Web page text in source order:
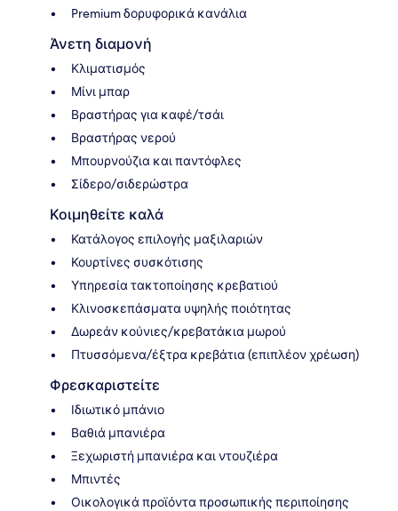
Premium δορυφορικά κανάλια
Άνετη διαμονή
Κλιματισμός
Μίνι μπαρ
Βραστήρας για καφέ/τσάι
Βραστήρας νερού
Μπουρνούζια και παντόφλες
Σίδερο/σιδερώστρα
Κοιμηθείτε καλά
Κατάλογος επιλογής μαξιλαριών
Κουρτίνες συσκότισης
Υπηρεσία τακτοποίησης κρεβατιού
Κλινοσκεπάσματα υψηλής ποιότητας
Δωρεάν κούνιες/κρεβατάκια μωρού
Πτυσσόμενα/έξτρα κρεβάτια (επιπλέον χρέωση)
Φρεσκαριστείτε
Ιδιωτικό μπάνιο
Βαθιά μπανιέρα
Ξεχωριστή μπανιέρα και ντουζιέρα
Μπιντές
Οικολογικά προϊόντα προσωπικής περιποίησης